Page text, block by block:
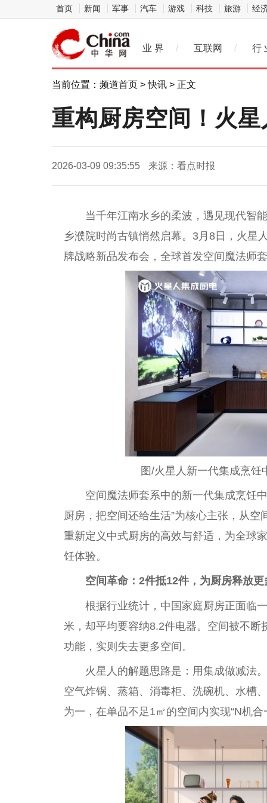
首页 新闻 军事 汽车 游戏 科技 旅游 经
业 界 / 互联网 / 行
当前位置： 频道首页 >快讯 > 正文
重构厨房空间！火
2026-03-09 09:35:55 来源：看点时报
当千年江南水乡的柔波，遇见现代智
乡濮院时尚古镇悄然启幕。3月8日，火星
牌战略新品发布会，全球首发空间魔法师
图/火星人新一代集成烹
空间魔法师套系中的新一代集成烹饪
厨房，把空间还给生活”为核心主张，从
重新定义中式厨房的高效与舒适，为全球
饪体验。
空间革命：2件抵12件，为厨房释放更
根据行业统计， 中国 家庭厨房正面临
米，却平均要容纳8.2件电器。空间被不断
功能，实则失去更多空间。
火星人的解题思路是：用集成做减法
空气炸锅、蒸箱、消毒柜、洗碗机、水槽
为一，在单品不足1㎡的空间内实现“N机